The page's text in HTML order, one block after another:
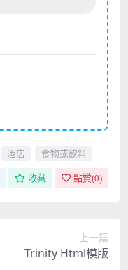
酒店 食物或飲料
收藏 點贊(0)
上一篇
Trinity Html模版